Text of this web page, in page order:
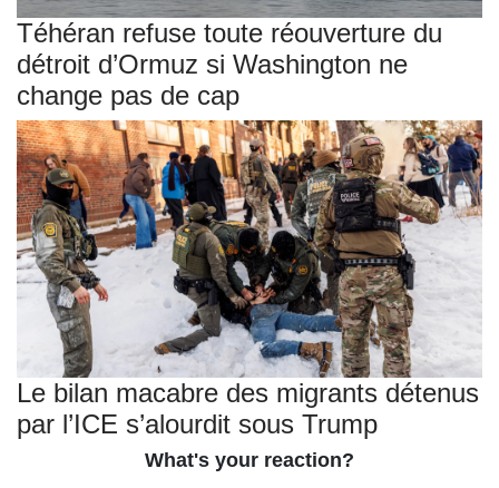
Téhéran refuse toute réouverture du
détroit d’Ormuz si Washington ne
change pas de cap
Le bilan macabre des migrants détenus
par l’ICE s’alourdit sous Trump